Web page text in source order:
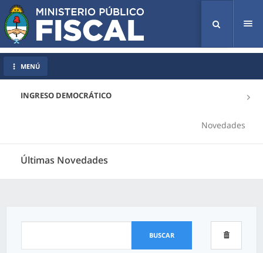
INGRESO DEMOCRÁTICO
Novedades
Últimas Novedades
MENÚ
BUSCAR